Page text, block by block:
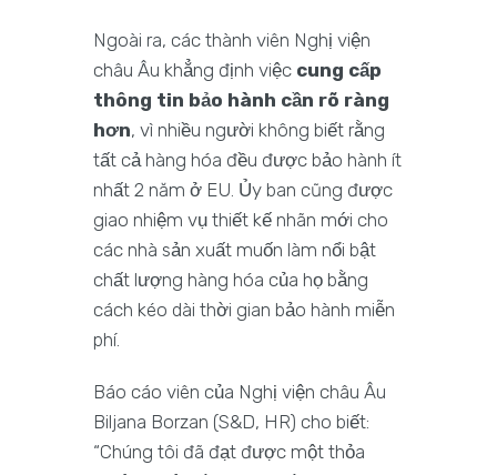
Ngoài ra, các thành viên Nghị viện
châu Âu khẳng định việc cung cấp
thông tin bảo hành cần rõ ràng
hơn, vì nhiều người không biết rằng
tất cả hàng hóa đều được bảo hành ít
nhất 2 năm ở EU. Ủy ban cũng được
giao nhiệm vụ thiết kế nhãn mới cho
các nhà sản xuất muốn làm nổi bật
chất lượng hàng hóa của họ bằng
cách kéo dài thời gian bảo hành miễn
phí.
Báo cáo viên của Nghị viện châu Âu
Biljana Borzan (S&D, HR) cho biết:
“Chúng tôi đã đạt được một thỏa